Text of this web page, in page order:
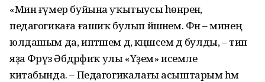
«Мин ғүмер буйына уҡытыусы һөнәренә,
педагогикаға ғашиҡ булып йәшәнем. Фән – минең
юлдашым да, иптәшем дә, кәңәшсем дә булды, – тип
яҙа Фәрүәз Әбдрәфиҡ улы «Үҙем» исемле
китабында. – Педагогикалағы асыштарым һәм